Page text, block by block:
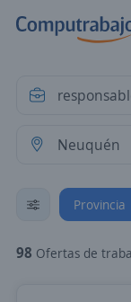
Provincia
98 Ofertas de trabajo de